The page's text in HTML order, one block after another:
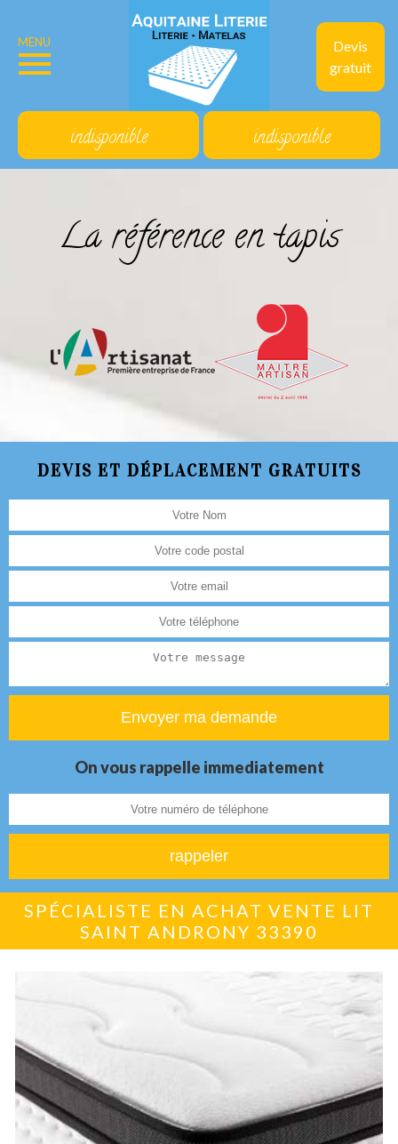
Devis
gratuit
MENU
indisponible indisponible
La référence en tapis
DEVIS ET DÉPLACEMENT GRATUITS
On vous rappelle immediatement
SPÉCIALISTE EN ACHAT VENTE LIT
SAINT ANDRONY 33390